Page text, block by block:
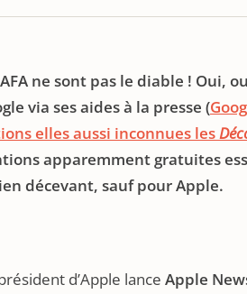
ne sont pas le diable ! Oui,
via ses aides à la presse (
elles aussi inconnues les
apparemment gratuites
décevant, sauf pour Apple.
d’Apple lance Apple